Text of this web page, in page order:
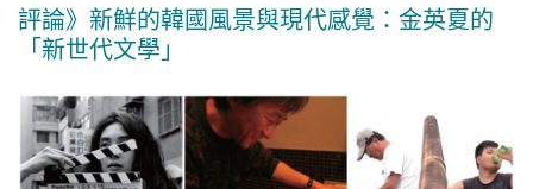
評論》新鮮的韓國風景與現代感覺：金英夏的
「新世代文學」